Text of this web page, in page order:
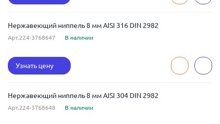
Нержавеющий ниппель 8 мм AISI 316 DIN 2982
Арт.224-3768647 В наличии
Узнать цену
Нержавеющий ниппель 8 мм AISI 304 DIN 2982
Арт.224-3768648 В наличии